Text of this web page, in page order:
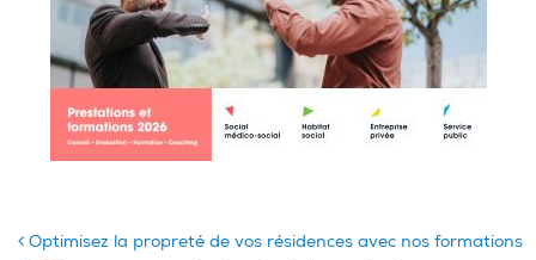
Optimisez la propreté de vos résidences avec nos formations